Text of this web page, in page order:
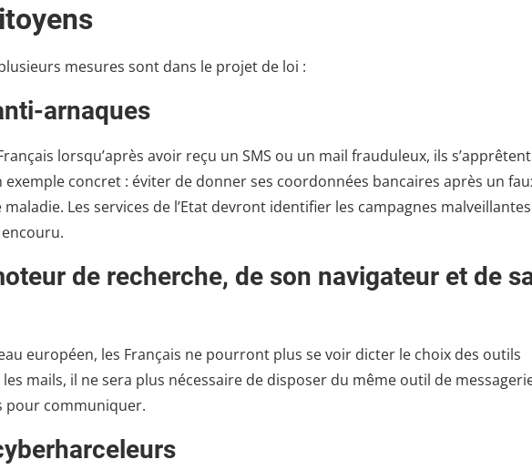
mesures sont dans le projet de loi :
arnaques
lorsqu’après avoir reçu un SMS ou un mail frauduleux, ils
concret : éviter de donner ses coordonnées bancaires après un
maladie. Les services de l’Etat devront identifier les campagnes malveillantes
de recherche, de son navigateur et de
européen, les Français ne pourront plus se voir dicter le choix des outils
mails, il ne sera plus nécessaire de disposer du même outil de
pour communiquer.